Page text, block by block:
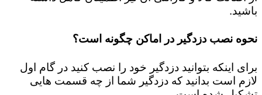
باشید.
نحوه نصب دزدگیر در اماکن چگونه است؟
برای اینکه بتوانید دزدگیر خود را نصب کنید در گام اول
لازم است بدانید که دزدگیر شما از چه قسمت هایی